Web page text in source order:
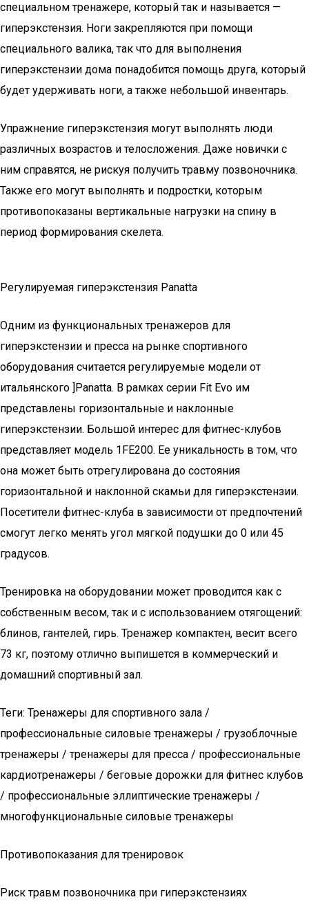
специальном тренажере, который так и называется —
гиперэкстензия. Ноги закрепляются при помощи
специального валика, так что для выполнения
гиперэкстензии дома понадобится помощь друга, который
будет удерживать ноги, а также небольшой инвентарь.
Упражнение гиперэкстензия могут выполнять люди
различных возрастов и телосложения. Даже новички с
ним справятся, не рискуя получить травму позвоночника.
Также его могут выполнять и подростки, которым
противопоказаны вертикальные нагрузки на спину в
период формирования скелета.
Регулируемая гиперэкстензия Panatta
Одним из функциональных тренажеров для
гиперэкстензии и пресса на рынке спортивного
оборудования считается регулируемые модели от
итальянского ]Panatta. В рамках серии Fit Evo им
представлены горизонтальные и наклонные
гиперэкстензии. Большой интерес для фитнес-клубов
представляет модель 1FE200. Ее уникальность в том, что
она может быть отрегулирована до состояния
горизонтальной и наклонной скамьи для гиперэкстензии.
Посетители фитнес-клуба в зависимости от предпочтений
смогут легко менять угол мягкой подушки до 0 или 45
градусов.
Тренировка на оборудовании может проводится как с
собственным весом, так и с использованием отягощений:
блинов, гантелей, гирь. Тренажер компактен, весит всего
73 кг, поэтому отлично выпишется в коммерческий и
домашний спортивный зал.
Теги: Тренажеры для спортивного зала /
профессиональные силовые тренажеры / грузоблочные
тренажеры / тренажеры для пресса / профессиональные
кардиотренажеры / беговые дорожки для фитнес клубов
/ профессиональные эллиптические тренажеры /
многофункциональные силовые тренажеры
Противопоказания для тренировок
Риск травм позвоночника при гиперэкстензиях